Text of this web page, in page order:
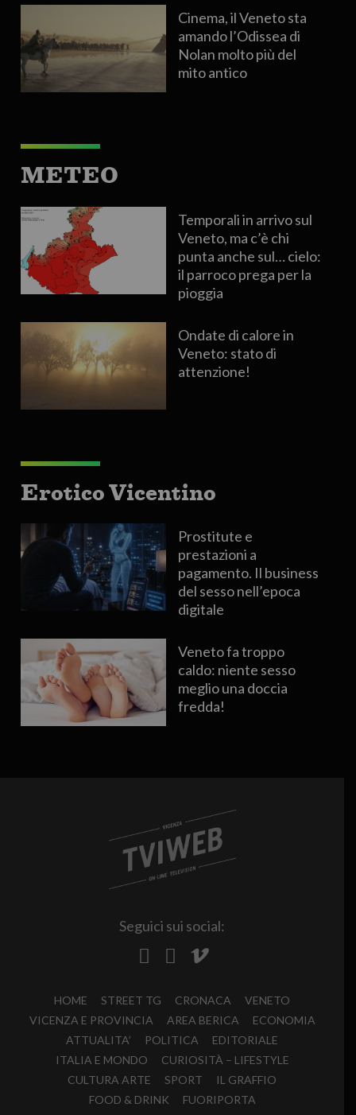
Cinema, il Veneto sta
amando l’Odissea di
Nolan molto più del
mito antico
METEO
Temporali in arrivo sul
Veneto, ma c’è chi
punta anche sul… cielo:
il parroco prega per la
pioggia
Ondate di calore in
Veneto: stato di
attenzione!
Erotico Vicentino
Prostitute e
prestazioni a
pagamento. Il business
del sesso nell’epoca
digitale
Veneto fa troppo
caldo: niente sesso
meglio una doccia
fredda!
Seguici sui social:
HOME STREET TG CRONACA
VENETO
VICENZA E PROVINCIA
AREA BERICA
ECONOMIA
ATTUALITA’
POLITICA
EDITORIALE
ITALIA E MONDO
CURIOSITÀ – LIFESTYLE
CULTURA ARTE
SPORT
IL GRAFFIO
FOOD & DRINK
FUORIPORTA